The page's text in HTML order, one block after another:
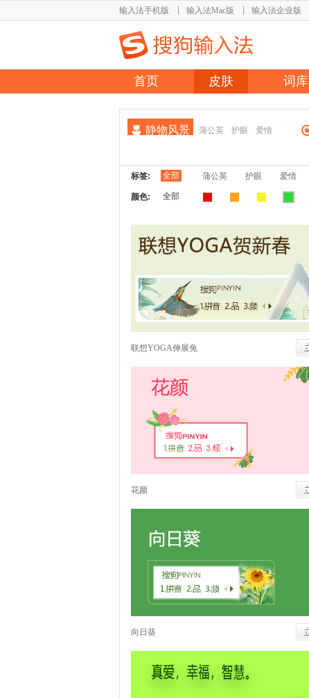
输入法手机版 输入法Mac版 输入法企业版
首页 皮肤 词库
静物风景 蒲公英 护眼 爱情
标签: 全部 蒲公英 护眼 爱情
颜色:
全部
联想YOGA伸展兔
花颜
向日葵